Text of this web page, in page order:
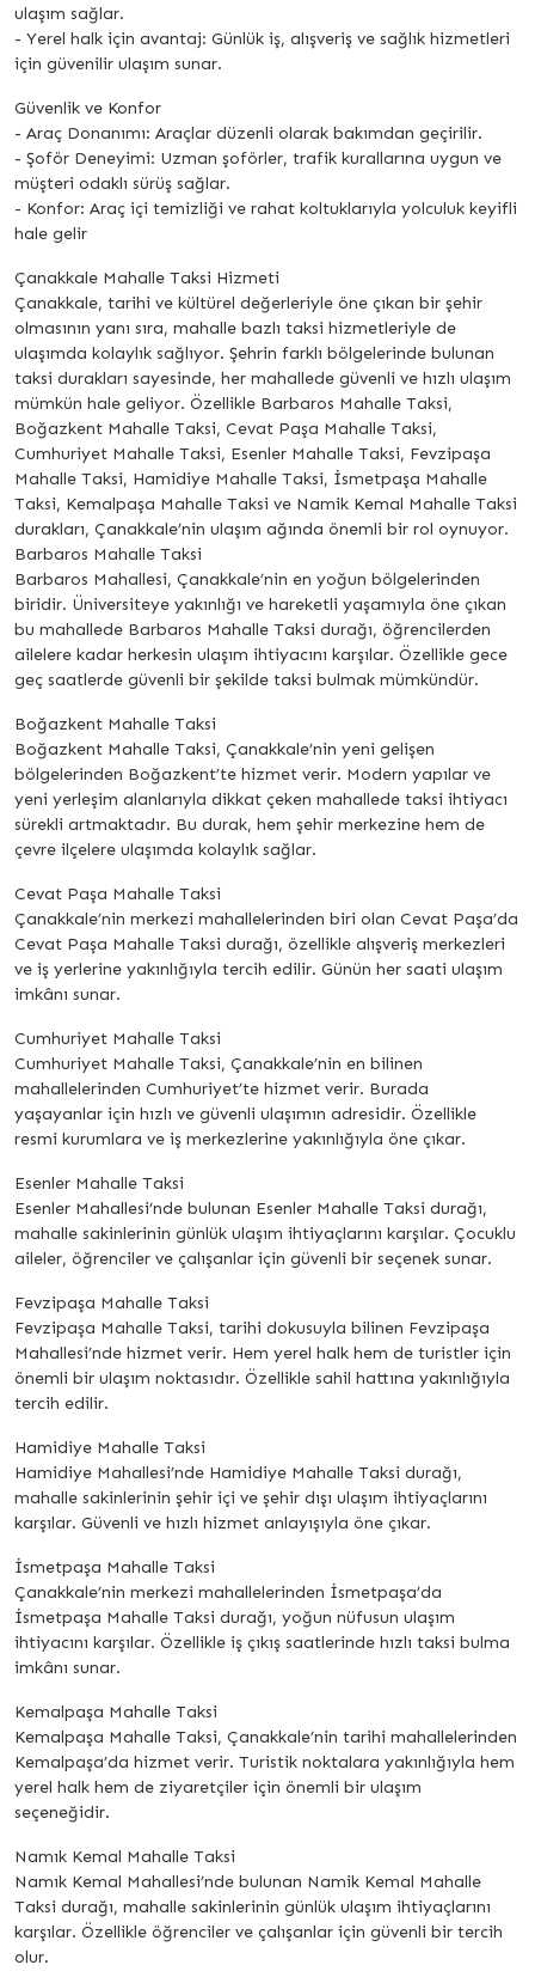
ulaşım sağlar.
- Yerel halk için avantaj: Günlük iş, alışveriş ve sağlık hizmetleri
için güvenilir ulaşım sunar.
Güvenlik ve Konfor
- Araç Donanımı: Araçlar düzenli olarak bakımdan geçirilir.
- Şoför Deneyimi: Uzman şoförler, trafik kurallarına uygun ve
müşteri odaklı sürüş sağlar.
- Konfor: Araç içi temizliği ve rahat koltuklarıyla yolculuk keyifli
hale gelir
Çanakkale Mahalle Taksi Hizmeti
Çanakkale, tarihi ve kültürel değerleriyle öne çıkan bir şehir
olmasının yanı sıra, mahalle bazlı taksi hizmetleriyle de
ulaşımda kolaylık sağlıyor. Şehrin farklı bölgelerinde bulunan
taksi durakları sayesinde, her mahallede güvenli ve hızlı ulaşım
mümkün hale geliyor. Özellikle Barbaros Mahalle Taksi,
Boğazkent Mahalle Taksi, Cevat Paşa Mahalle Taksi,
Cumhuriyet Mahalle Taksi, Esenler Mahalle Taksi, Fevzipaşa
Mahalle Taksi, Hamidiye Mahalle Taksi, İsmetpaşa Mahalle
Taksi, Kemalpaşa Mahalle Taksi ve Namik Kemal Mahalle Taksi
durakları, Çanakkale’nin ulaşım ağında önemli bir rol oynuyor.
Barbaros Mahalle Taksi
Barbaros Mahallesi, Çanakkale’nin en yoğun bölgelerinden
biridir. Üniversiteye yakınlığı ve hareketli yaşamıyla öne çıkan
bu mahallede Barbaros Mahalle Taksi durağı, öğrencilerden
ailelere kadar herkesin ulaşım ihtiyacını karşılar. Özellikle gece
geç saatlerde güvenli bir şekilde taksi bulmak mümkündür.
Boğazkent Mahalle Taksi
Boğazkent Mahalle Taksi, Çanakkale’nin yeni gelişen
bölgelerinden Boğazkent’te hizmet verir. Modern yapılar ve
yeni yerleşim alanlarıyla dikkat çeken mahallede taksi ihtiyacı
sürekli artmaktadır. Bu durak, hem şehir merkezine hem de
çevre ilçelere ulaşımda kolaylık sağlar.
Cevat Paşa Mahalle Taksi
Çanakkale’nin merkezi mahallelerinden biri olan Cevat Paşa’da
Cevat Paşa Mahalle Taksi durağı, özellikle alışveriş merkezleri
ve iş yerlerine yakınlığıyla tercih edilir. Günün her saati ulaşım
imkânı sunar.
Cumhuriyet Mahalle Taksi
Cumhuriyet Mahalle Taksi, Çanakkale’nin en bilinen
mahallelerinden Cumhuriyet’te hizmet verir. Burada
yaşayanlar için hızlı ve güvenli ulaşımın adresidir. Özellikle
resmi kurumlara ve iş merkezlerine yakınlığıyla öne çıkar.
Esenler Mahalle Taksi
Esenler Mahallesi’nde bulunan Esenler Mahalle Taksi durağı,
mahalle sakinlerinin günlük ulaşım ihtiyaçlarını karşılar. Çocuklu
aileler, öğrenciler ve çalışanlar için güvenli bir seçenek sunar.
Fevzipaşa Mahalle Taksi
Fevzipaşa Mahalle Taksi, tarihi dokusuyla bilinen Fevzipaşa
Mahallesi’nde hizmet verir. Hem yerel halk hem de turistler için
önemli bir ulaşım noktasıdır. Özellikle sahil hattına yakınlığıyla
tercih edilir.
Hamidiye Mahalle Taksi
Hamidiye Mahallesi’nde Hamidiye Mahalle Taksi durağı,
mahalle sakinlerinin şehir içi ve şehir dışı ulaşım ihtiyaçlarını
karşılar. Güvenli ve hızlı hizmet anlayışıyla öne çıkar.
İsmetpaşa Mahalle Taksi
Çanakkale’nin merkezi mahallelerinden İsmetpaşa’da
İsmetpaşa Mahalle Taksi durağı, yoğun nüfusun ulaşım
ihtiyacını karşılar. Özellikle iş çıkış saatlerinde hızlı taksi bulma
imkânı sunar.
Kemalpaşa Mahalle Taksi
Kemalpaşa Mahalle Taksi, Çanakkale’nin tarihi mahallelerinden
Kemalpaşa’da hizmet verir. Turistik noktalara yakınlığıyla hem
yerel halk hem de ziyaretçiler için önemli bir ulaşım
seçeneğidir.
Namık Kemal Mahalle Taksi
Namık Kemal Mahallesi’nde bulunan Namik Kemal Mahalle
Taksi durağı, mahalle sakinlerinin günlük ulaşım ihtiyaçlarını
karşılar. Özellikle öğrenciler ve çalışanlar için güvenli bir tercih
olur.